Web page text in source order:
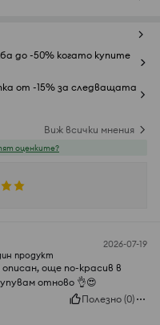
до -50% когато купите
от -15% за следващата
Виж всички мнения
оценките?
2026-07-19
продукт
още по-красив в
отново 👌😍
Полезно (0)